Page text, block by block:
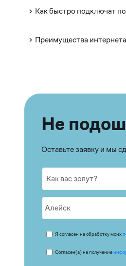
Как быстро подключат
Преимущества
Не
Оставьте заявку и мы
Я согласен на обработку моих
Согласен(а) на получение